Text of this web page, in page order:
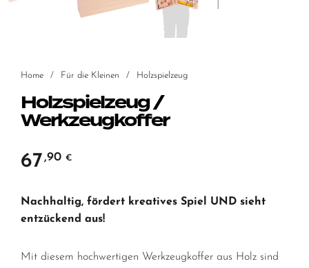
Home / Für die Kleinen / Holzspielzeug
Holzspielzeug /
Werkzeugkoffer
67,90 €
Nachhaltig, fördert kreatives Spiel UND sieht
entzückend aus!
Mit diesem hochwertigen Werkzeugkoffer aus Holz sind